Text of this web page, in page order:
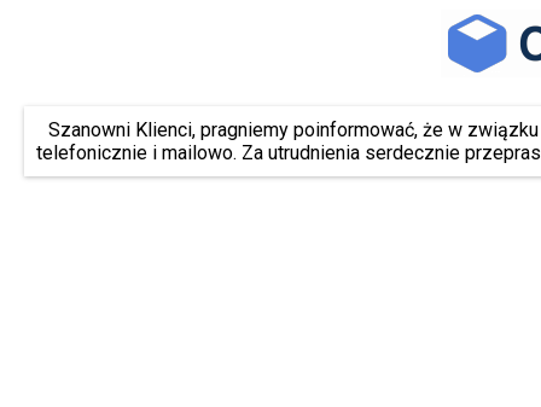
Szanowni Klienci, pragniemy poinformować, że w
telefonicznie i mailowo. Za utrudnienia serdecznie